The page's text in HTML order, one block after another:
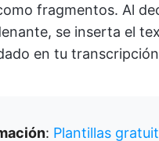
fragmentos. Al
se inserta el
en tu
: Plantillas